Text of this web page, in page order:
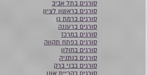
סורגים בתל אביב
סורגים בראשון לציון
סורגים ברמת גן
סורגים ברעננה
סורגים במרכז
סורגים בפתח תקווה
סורגים בחולון
סורגים בנתניה
סורגים בבני ברק